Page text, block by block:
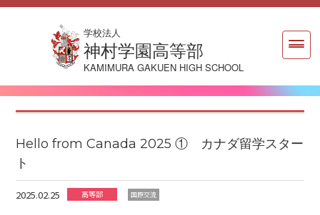
学校法人
神村学園高等部
KAMIMURA GAKUEN HIGH SCHOOL
Hello from Canada 2025 ① カナダ留学スター
ト
2025.02.25 高等部 国際交流